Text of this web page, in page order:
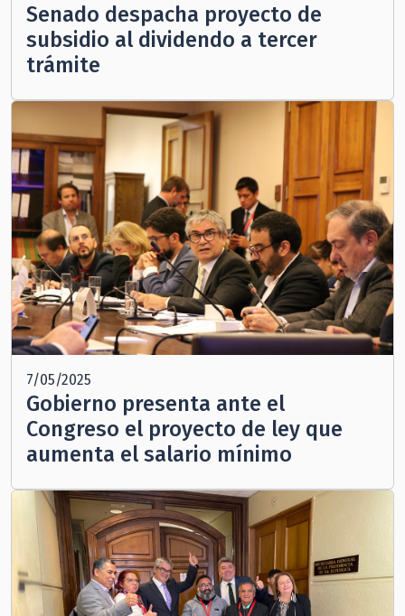
Senado despacha proyecto de
subsidio al dividendo a tercer
trámite
7/05/2025
Gobierno presenta ante el
Congreso el proyecto de ley que
aumenta el salario mínimo